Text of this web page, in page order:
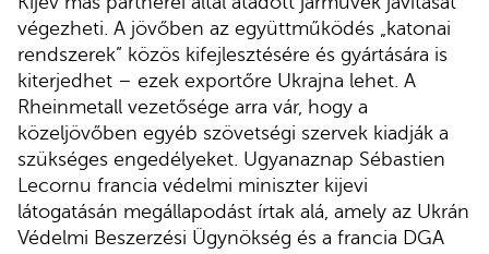
végezheti. A jövőben az együttműködés „katonai
rendszerek” közös kifejlesztésére és gyártására is
kiterjedhet – ezek exportőre Ukrajna lehet. A
Rheinmetall vezetősége arra vár, hogy a
közeljövőben egyéb szövetségi szervek kiadják a
szükséges engedélyeket. Ugyanaznap Sébastien
Lecornu francia védelmi miniszter kijevi
látogatásán megállapodást írtak alá, amely az Ukrán
Védelmi Beszerzési Ügynökség és a francia DGA